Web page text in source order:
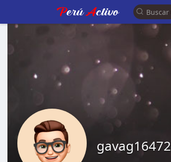
gavag16472